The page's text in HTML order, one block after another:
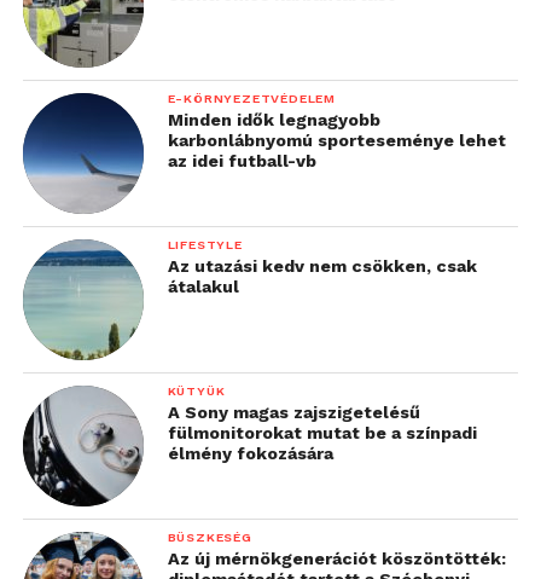
E-KÖRNYEZETVÉDELEM
Minden idők legnagyobb
karbonlábnyomú sporteseménye lehet
az idei futball-vb
LIFESTYLE
Az utazási kedv nem csökken, csak
átalakul
KÜTYÜK
A Sony magas zajszigetelésű
fülmonitorokat mutat be a színpadi
élmény fokozására
BÜSZKESÉG
Az új mérnökgenerációt köszöntötték: